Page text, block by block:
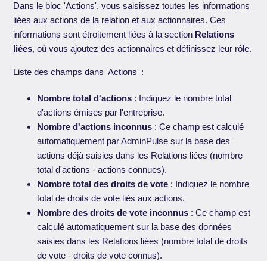
Dans le bloc 'Actions', vous saisissez toutes les informations
liées aux actions de la relation et aux actionnaires. Ces
informations sont étroitement liées à la section Relations
liées, où vous ajoutez des actionnaires et définissez leur rôle.
Liste des champs dans 'Actions' :
Nombre total d'actions : Indiquez le nombre total
d'actions émises par l'entreprise.
Nombre d'actions inconnus : Ce champ est calculé
automatiquement par AdminPulse sur la base des
actions déjà saisies dans les Relations liées (nombre
total d'actions - actions connues).
Nombre total des droits de vote : Indiquez le nombre
total de droits de vote liés aux actions.
Nombre des droits de vote inconnus : Ce champ est
calculé automatiquement sur la base des données
saisies dans les Relations liées (nombre total de droits
de vote - droits de vote connus).